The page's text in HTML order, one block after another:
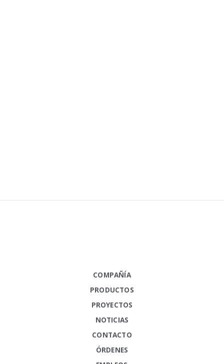
COMPAÑÍA
PRODUCTOS
PROYECTOS
NOTICIAS
CONTACTO
ÓRDENES